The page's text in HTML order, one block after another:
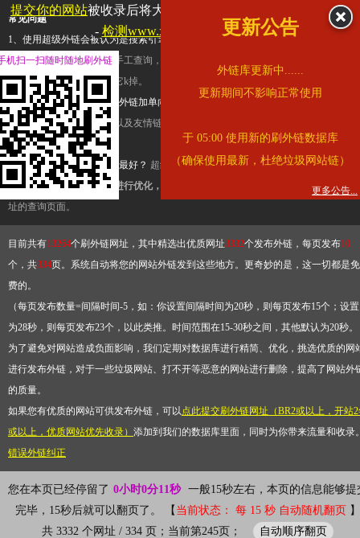
常见问题
1、使用超级外链会被认为是搜索引擎优化作弊吗？ 超级外链只是一个简便而集成
查询工具，模拟的是正常手工查询，不是作弊。如果是作弊，那您可以使用超级外
推广竞争对手的网址，让它k掉。
2、网站优化单纯依靠超级外链加单向链接可行吗？
链，需要结合普通的外链以及友情链接，您可以到站长论坛发布外链，到友情链接
台交换友情链接。
3、如何使用超级外链效果最好？ 超级外链不同于普通的外链，它是动态的链接，
有频繁使用超级外链工具进行优化，才能获得稳定的外链
，最终使搜索引擎收录带
址的查询页面。
目前共有13264个刷外链网址，其中精选出优质网址3332个发布外链，每页发布10
个，共334页。系统自动将您的网站外链发到这些地方。更奇妙的是，这一切都是免
费的。
（每页发布数量=间隔时间-5，如：你设置间隔时间为20秒，则每页发布15个；设置
为28秒，则每页发布23个，以此类推。时间范围在15-30秒之间，其他默认为20秒
为了避免对网站造成负面影响，我们定期对数据库进行精简、优化，挑选优质的网
进行发布外链，对于一些垃圾网站、打不开等恶意的网站进行删除，提高了网站外
的质量。
如果您有优质的网站可供发布外链，可以点此提交刷外链网址（BR2或以上，开站
或以上，优质网站优先收录） 添加到我们的数据库里面，同时为你带来流量和收录
错误外链纠正
您在本页已经停留了 0小时0分11秒 一般15秒左右，本页的信息能够提
完毕，15秒后就可以翻页了。 【 当前状态： 每 15 秒 自动随机翻页 】
共 3332 个网址 / 334 页；当前第245页；
自动顺序翻页
提交你的网站被收录后将大幅提升流量和外链，
查看展示页面
- 检测www.xntg.com是否收录更新公告
外链库更新中......
更新期间不影响正常使用
于 05:00 使用新的刷外链数据库
（确保使用最新，杜绝垃圾网站链）
更多公告...
机扫一扫随时随地刷外链